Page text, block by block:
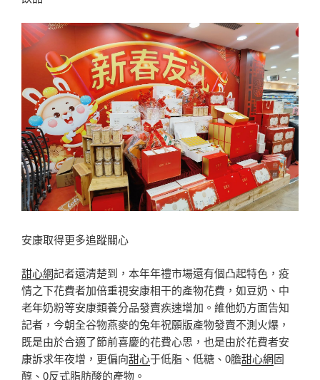
安康取得更多追蹤關心
甜心網記者還清楚到，本年年禮市場還有個凸起特色，疫
情之下花費者加倍重視安康相干的產物花費，如豆奶、中
老年奶粉等安康類養分品發賣疾速增加。維他奶方面告知
記者，今朝全谷物燕麥的兔年祝願版產物發賣不測火爆，
既是由於合適了節前喜慶的花費心思，也是由於花費者安
康訴求年夜增，更偏向甜心于低脂、低糖、0膽甜心網固
醇、0反式脂肪酸的產物。